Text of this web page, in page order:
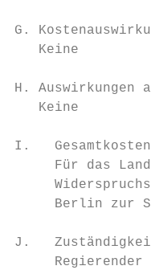
G.
   Keine
H. Auswirkungen
   Keine
I.   Gesamtkosten
Für das
Berlin zur
J.
Regierender